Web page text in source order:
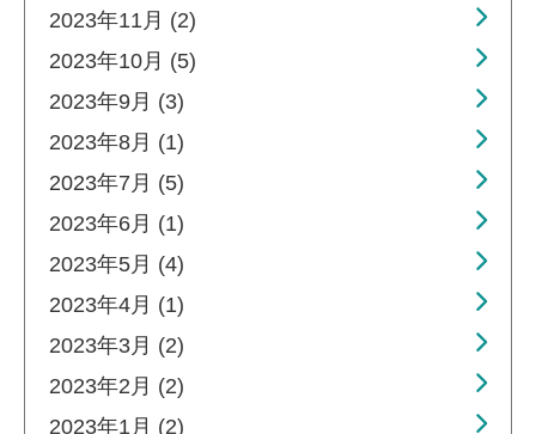
2023年11月 (2)
2023年10月 (5)
2023年9月 (3)
2023年8月 (1)
2023年7月 (5)
2023年6月 (1)
2023年5月 (4)
2023年4月 (1)
2023年3月 (2)
2023年2月 (2)
2023年1月 (2)